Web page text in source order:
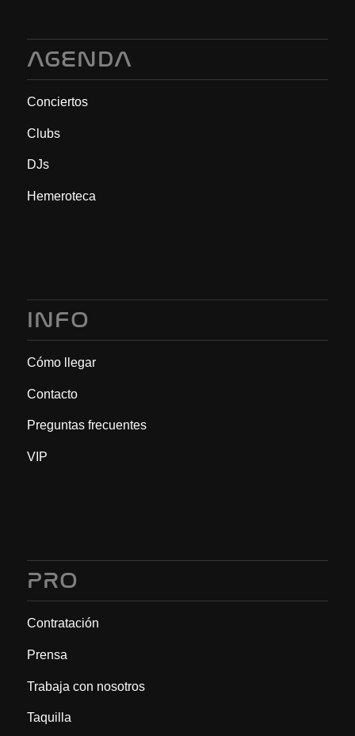
AGENDA
Conciertos
Clubs
DJs
Hemeroteca
INFO
Cómo llegar
Contacto
Preguntas frecuentes
VIP
PRO
Contratación
Prensa
Trabaja con nosotros
Taquilla